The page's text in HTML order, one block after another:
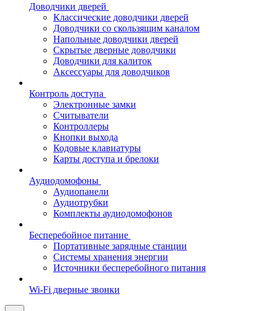
Доводчики дверей
Классические доводчики дверей
Доводчики со скользящим каналом
Напольные доводчики дверей
Скрытые дверные доводчики
Доводчики для калиток
Аксессуары для доводчиков
Контроль доступа
Электронные замки
Считыватели
Контроллеры
Кнопки выхода
Кодовые клавиатуры
Карты доступа и брелоки
Аудиодомофоны
Аудиопанели
Аудиотрубки
Комплекты аудиодомофонов
Бесперебойное питание
Портативные зарядные станции
Системы хранения энергии
Источники бесперебойного питания
Wi-Fi дверные звонки